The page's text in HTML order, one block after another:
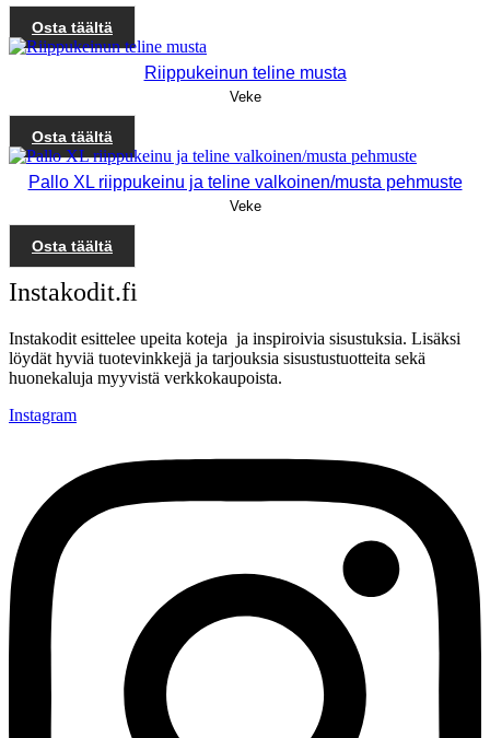
Osta täältä
Riippukeinun teline musta
Veke
Osta täältä
Pallo XL riippukeinu ja teline valkoinen/musta pehmuste
Veke
Osta täältä
Instakodit.fi
Instakodit esittelee upeita koteja ja inspiroivia sisustuksia. Lisäksi
löydät hyviä tuotevinkkejä ja tarjouksia sisustustuotteita sekä
huonekaluja myyvistä verkkokaupoista.
Instagram